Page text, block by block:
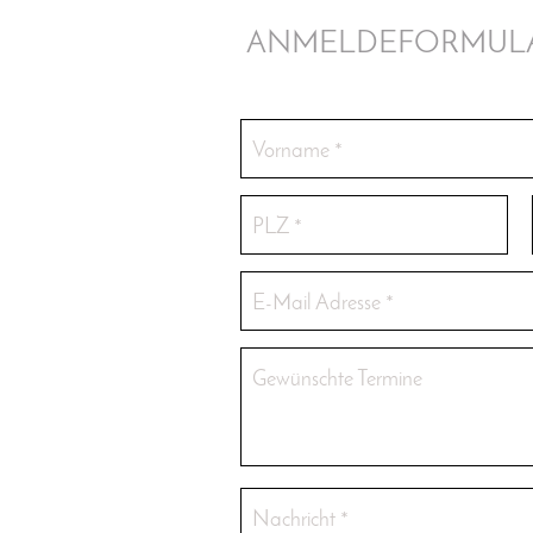
Vorname *
PLZ *
E-Mail Adresse *
Gewünschte Termine
Nachricht *